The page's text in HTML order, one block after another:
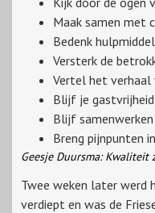
Maak samen met
Bedenk
Versterk de
Vertel het verhaal
Blijf je
Blijf
Breng pijnpunten
Geesje Duursma:
Twee weken later werd
verdiept en was de